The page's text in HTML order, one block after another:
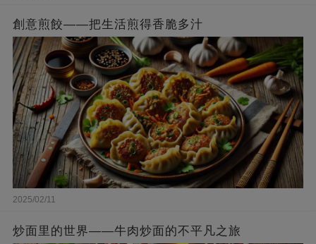
創意煎餃——把生活煎得香脆多汁
2025/02/11
炒面里的世界——牛肉炒面的不平凡之旅